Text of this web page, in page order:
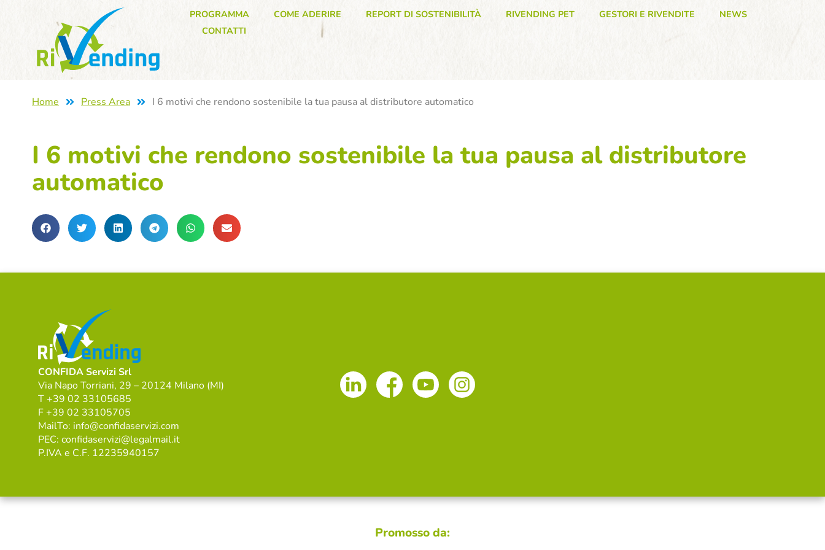
PROGRAMMA COME ADERIRE REPORT DI SOSTENIBILITÀ RIVENDING PET GESTORI E RIVENDITE
NEWS
CONTATTI
Home Press Area I 6 motivi che rendono sostenibile la tua pausa al distributore automatico
I 6 motivi che rendono sostenibile la tua pausa al distributore
automatico
CONFIDA Servizi Srl
Via Napo Torriani, 29 – 20124 Milano (MI)
T +39 02 33105685
F +39 02 33105705
MailTo: info@confidaservizi.com
PEC: confidaservizi@legalmail.it
P.IVA e C.F. 12235940157
Promosso da: